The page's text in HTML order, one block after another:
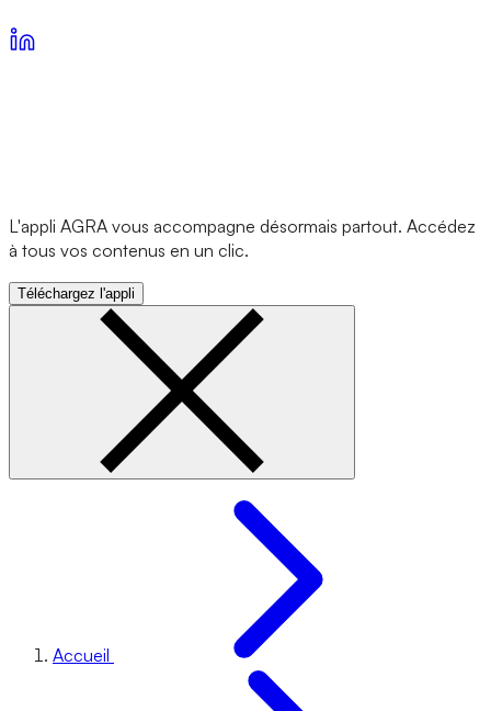
L'appli AGRA vous accompagne désormais partout. Accédez
à tous vos contenus en un clic.
Téléchargez l'appli
Accueil